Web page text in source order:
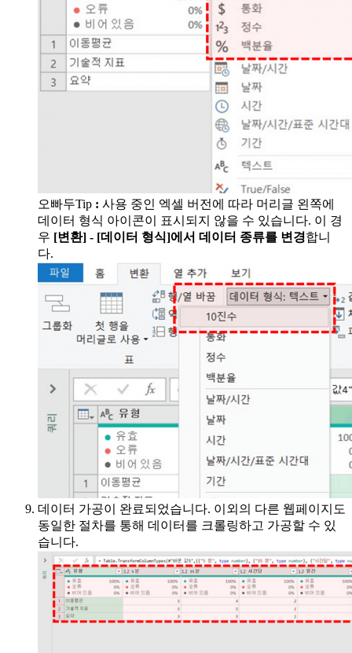
오빠두Tip : 사용 중인 엑셀 버전에 따라 머리글 왼쪽에
데이터 형식 아이콘이 표시되지 않을 수 있습니다. 이 경
우 [변환] - [데이터 형식]에서 데이터 종류를 변경합니
다.
데이터 가공이 완료되었습니다. 이외의 다른 웹페이지도
동일한 절차를 통해 데이터를 크롤링하고 가공할 수 있
습니다.